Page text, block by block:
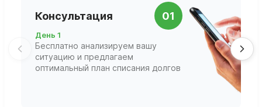
Консультация 01
День 1
Бесплатно анализируем вашу
ситуацию и предлагаем
оптимальный план списания долгов